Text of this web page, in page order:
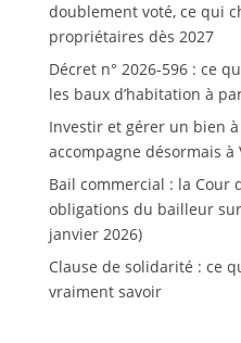
doublement voté, ce qui
propriétaires dès 2027
Décret n° 2026-596 : ce
les baux d’habitation à
Investir et gérer un bien à
accompagne désormais à
Bail commercial : la Cour
obligations du bailleur
janvier 2026)
Clause de solidarité : ce
vraiment savoir